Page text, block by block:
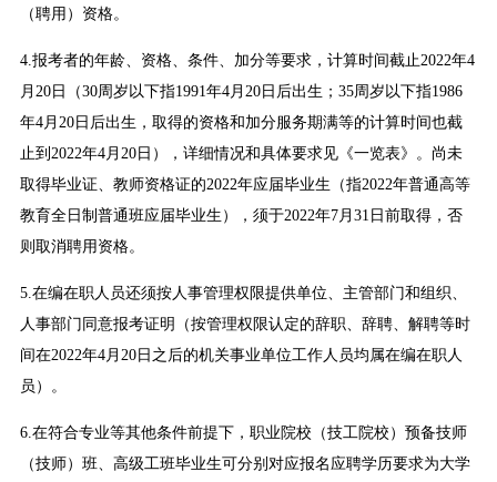
（聘用）资格。
4.报考者的年龄、资格、条件、加分等要求，计算时间截止2022年4
月20日（30周岁以下指1991年4月20日后出生；35周岁以下指1986
年4月20日后出生，取得的资格和加分服务期满等的计算时间也截
止到2022年4月20日），详细情况和具体要求见《一览表》。尚未
取得毕业证、教师资格证的2022年应届毕业生（指2022年普通高等
教育全日制普通班应届毕业生），须于2022年7月31日前取得，否
则取消聘用资格。
5.在编在职人员还须按人事管理权限提供单位、主管部门和组织、
人事部门同意报考证明（按管理权限认定的辞职、辞聘、解聘等时
间在2022年4月20日之后的机关事业单位工作人员均属在编在职人
员）。
6.在符合专业等其他条件前提下，职业院校（技工院校）预备技师
（技师）班、高级工班毕业生可分别对应报名应聘学历要求为大学